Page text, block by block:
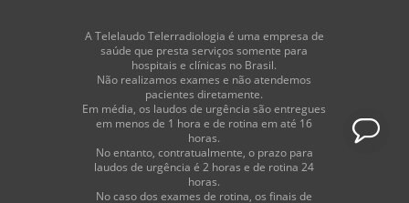
A Telelaudo Telerradiologia é uma empresa de
saúde que presta serviços somente para
hospitais e clínicas no Brasil.
Não realizamos exames e não atendemos
pacientes diretamente.
Em média, os laudos de urgência são entregues
em menos de 1 hora e de rotina em até 16
horas.
No entanto, contratualmente, o prazo para
laudos de urgência é 2 horas e de rotina 24
horas.
No caso dos exames de rotina, os finais de